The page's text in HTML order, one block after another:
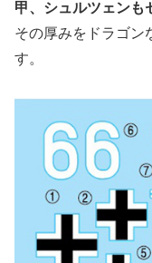
甲、シュルツェンも
その厚みをドラゴン
す。